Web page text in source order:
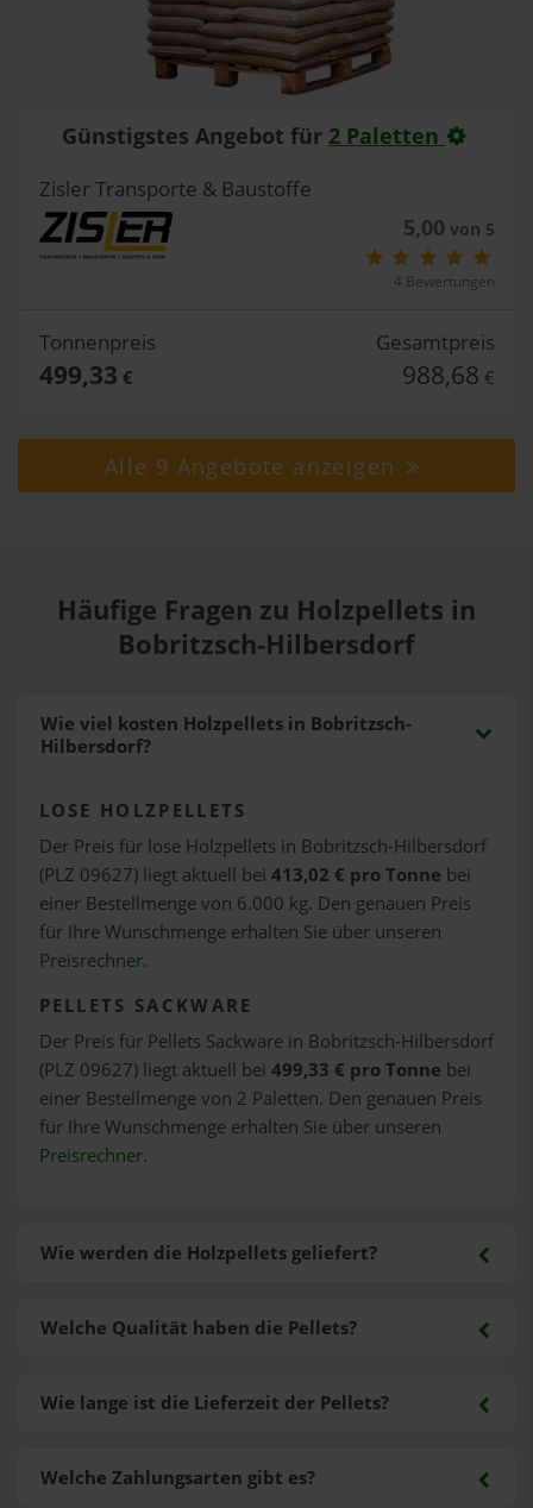
Günstigstes Angebot für 2 Paletten
Zisler Transporte & Baustoffe
5,00 von 5
4 Bewertungen
Tonnenpreis
499,33 €
Gesamtpreis
988,68 €
Alle 9 Angebote anzeigen
Häufige Fragen zu Holzpellets in
Bobritzsch-Hilbersdorf
Wie viel kosten Holzpellets in Bobritzsch-
Hilbersdorf?
LOSE HOLZPELLETS
Der Preis für lose Holzpellets in Bobritzsch-Hilbersdorf
(PLZ 09627) liegt aktuell bei 413,02 € pro Tonne bei
einer Bestellmenge von 6.000 kg. Den genauen Preis
für Ihre Wunschmenge erhalten Sie über unseren
Preisrechner.
PELLETS SACKWARE
Der Preis für Pellets Sackware in Bobritzsch-Hilbersdorf
(PLZ 09627) liegt aktuell bei 499,33 € pro Tonne bei
einer Bestellmenge von 2 Paletten. Den genauen Preis
für Ihre Wunschmenge erhalten Sie über unseren
Preisrechner.
Wie werden die Holzpellets geliefert?
Welche Zahlungsarten gibt es?
Welche Qualität haben die Pellets?
Wie lange ist die Lieferzeit der Pellets?